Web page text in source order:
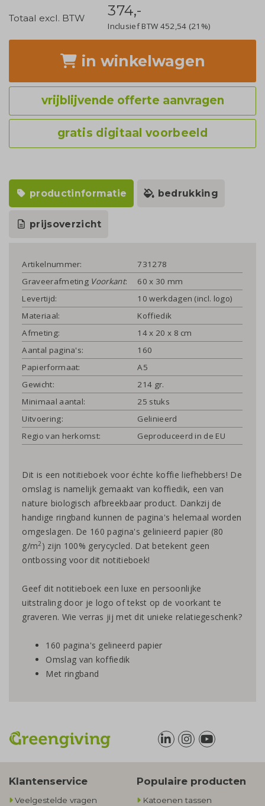
Totaal excl. BTW 374,-
Inclusief BTW 452,54 (21%)
in winkelwagen
vrijblijvende offerte aanvragen
gratis digitaal voorbeeld
productinformatie bedrukking
prijsoverzicht
Artikelnummer:
731278
Graveerafmeting Voorkant:
60 x 30 mm
Levertijd:
10 werkdagen (incl. logo)
Materiaal:
Koffiedik
Afmeting:
14 x 20 x 8 cm
Aantal pagina's:
160
Papierformaat:
A5
Gewicht:
214 gr.
Minimaal aantal:
25 stuks
Uitvoering:
Gelinieerd
Regio van herkomst:
Geproduceerd in de EU
Dit is een notitieboek voor échte koffie liefhebbers! De
omslag is namelijk gemaakt van koffiedik, een van
nature biologisch afbreekbaar product. Dankzij de
handige ringband kunnen de pagina's helemaal worden
omgeslagen. De 160 pagina's gelinieerd papier (80
g/m2) zijn 100% gerycycled. Dat betekent geen
ontbossing voor dit notitieboek!
Geef dit notitieboek een luxe en persoonlijke
uitstraling door je logo of tekst op de voorkant te
graveren. Wie verras jij met dit unieke relatiegeschenk?
160 pagina's gelineerd papier
Omslag van koffiedik
Met ringband
Klantenservice
Veelgestelde vragen
Populaire producten
Katoenen tassen